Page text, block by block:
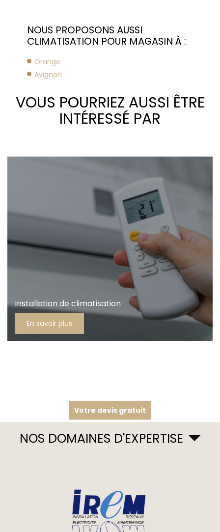
NOUS PROPOSONS AUSSI
CLIMATISATION POUR MAGASIN À :
Orange
Avignon
VOUS POURRIEZ AUSSI ÊTRE
INTÉRESSÉ PAR
Installation de climatisation
En savoir plus
Votre devis gratuit
NOS DOMAINES D'EXPERTISE